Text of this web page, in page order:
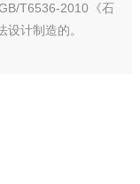
T6536-2010《石
计制造的。